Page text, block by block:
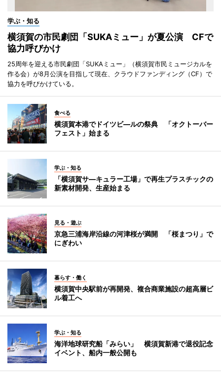
学ぶ・知る
横須賀の市民劇団「SUKAミュー」が夏公演 CFで
協力呼びかけ
25周年を迎える市民劇団「SUKAミュー」（横須賀市民ミュージカルを
作る会）が8月公演を目指して現在、クラウドファンディング（CF）で
協力を呼びかけている。
食べる
横須賀本港でドイツビ―ルの祭典 「オクトーバー
フェスト」始まる
学ぶ・知る
「横須賀サ―キュラー工場」で再生プラスチックの
新素材開発、生産始まる
見る・遊ぶ
京急三浦海岸沿線の河津桜が満開 「桜まつり」で
にぎわい
暮らす・働く
横須賀中央駅前が再開発、複合商業施設の超高層ビ
ル着工へ
学ぶ・知る
海洋地球研究船「みらい」 横須賀新港で退役記念
イベント、船内一般公開も